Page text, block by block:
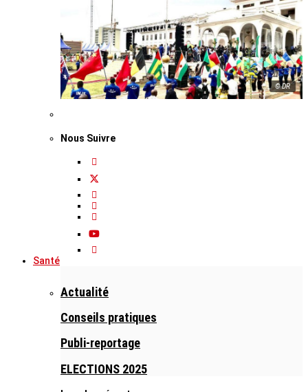
© DR
Nous Suivre
Santé
Actualité
Conseils pratiques
Publi-reportage
ELECTIONS 2025